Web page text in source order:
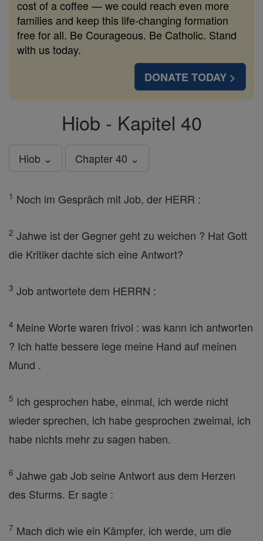
cost of a coffee — we could reach even more
families and keep this life-changing formation
free for all. Be Courageous. Be Catholic. Stand
with us today.
DONATE TODAY >
Hiob - Kapitel 40
Hiob ⌄ Chapter 40 ⌄
1 Noch im Gespräch mit Job, der HERR :
2 Jahwe ist der Gegner geht zu weichen ? Hat Gott
die Kritiker dachte sich eine Antwort?
3 Job antwortete dem HERRN :
4 Meine Worte waren frivol : was kann ich antworten
? Ich hatte bessere lege meine Hand auf meinen
Mund .
5 Ich gesprochen habe, einmal, ich werde nicht
wieder sprechen, ich habe gesprochen zweimal, ich
habe nichts mehr zu sagen haben.
6 Jahwe gab Job seine Antwort aus dem Herzen
des Sturms. Er sagte :
7 Mach dich wie ein Kämpfer, ich werde, um die